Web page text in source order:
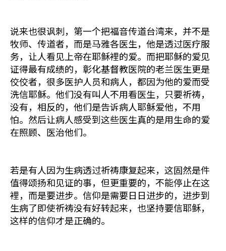
说来也很讽刺，第一个把福音传道台湾来，并不是
牧师、传道者，而是马雅各医生，他是透过医疗服
务，让人看见上帝在耶稣裡的爱。而把耶稣的爱见
证得最有成绩的，彰化基督教医院的老兰医生更是
佼佼者，很多医护人员和病人，都因为他的爱而受
洗信耶稣。他们没有叫人不用看医生，只要祈祷，
没有，相反的，他们是告诉病人耶稣爱他，不用
怕。然后让病人感受到这些医生真的是用生命的爱
在照顾、医治他们。
若是有人因为生病透过祈祷康复起来，这固然是件
值得颂扬和见证的事，但更重要的，不能停止在这
裡，而是要进步。信仰是需要日日进步的，进步到
生病了即使祈祷没有好转起来，也坚持要信耶稣，
这样的信仰才是正确的。